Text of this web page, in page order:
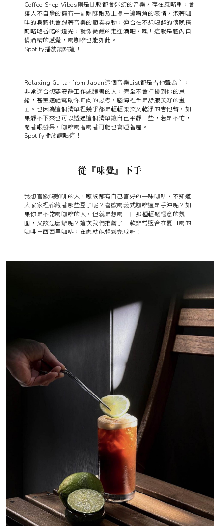
Coffee Shop Vibes則是比較都會迷幻的音樂，存在感略重，會
讓人不自覺的擁有一副瞇瞇眼及上揚一邊嘴角的表情，泡著咖
啡的身體也會跟著音樂的節奏晃動，適合在不想喝醉的傍晚搭
配略略昏暗的燈光，就像微醺的走進酒吧，嘿！這就是體內自
備酒精的感覺，喝咖啡也能如此。
Spotify播放請點這！
Relaxing Guitar from Japan這個音樂List都是吉他聲為主，
非常適合想要安靜工作或讀書的人，完全不會打擾到你的思
緒，甚至還能幫助你正向的思考，腦海裡全是舒服美好的畫
面。也因為這個清單裡幾乎都是輕輕柔柔又乾淨的吉他聲，如
果靜不下來也可以透過這個清單讓自己平靜一些，若是不忙，
閉著眼發呆，咖啡喝著喝著可能也會睡著喔。
Spotify播放請點這！
從『味覺』下手
我想喜歡喝咖啡的人，應該都有自己喜好的一味咖啡，不知道
大家家裡都藏著哪些豆子呢？喜歡喝義式咖啡還是手沖呢？如
果你是不常喝咖啡的人，但就是想喝一口那種輕鬆愜意的氛
圍，又該怎麼辦呢？這次我們推薦了一款非常適合在夏日喝的
咖啡－西西里咖啡，在家就能輕鬆完成喔！